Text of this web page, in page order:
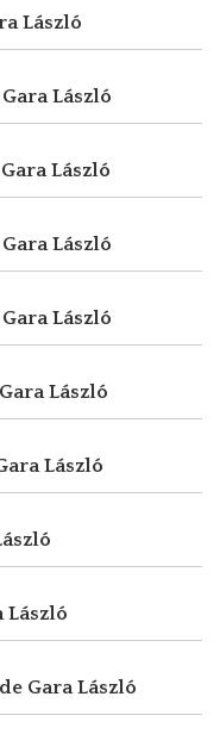
László
Gara László
Gara László
Gara László
Gara László
Gara László
László
László
Gara László